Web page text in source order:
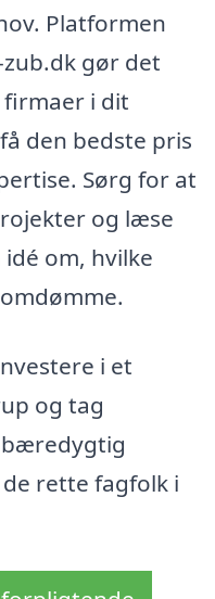
Platformen
gør det
i dit
den bedste pris
Sørg for at
og læse
om, hvilke
i et
og tag
rette fagfolk i